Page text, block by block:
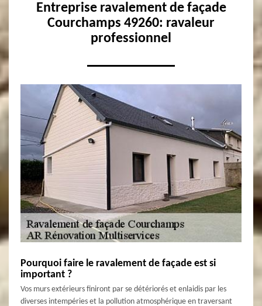
Entreprise ravalement de façade
Courchamps 49260: ravaleur
professionnel
Pourquoi faire le ravalement de façade est si
important ?
Vos murs extérieurs finiront par se détériorés et enlaidis par les
diverses intempéries et la pollution atmosphérique en traversant